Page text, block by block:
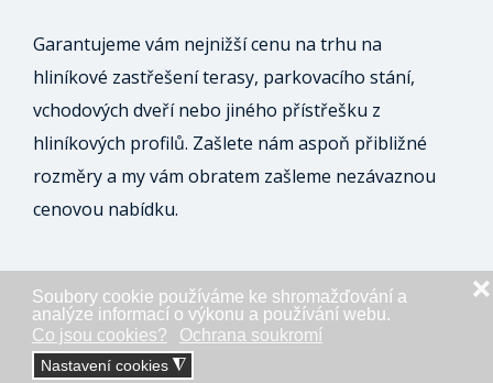
Soubory cookie používáme ke shromažďování a
analýze informací o výkonu a používání webu.
Co jsou cookies?
Ochrana soukromí
Nastavení cookies ◮
❌
Garantujeme vám nejnižší cenu na trhu na
hliníkové zastřešení terasy, parkovacího stání,
vchodových dveří nebo jiného přístřešku z
hliníkových profilů. Zašlete nám aspoň přibližné
rozměry a my vám obratem zašleme nezávaznou
cenovou nabídku.
ODESLAT NEZÁVAZNOU POPTÁVKU